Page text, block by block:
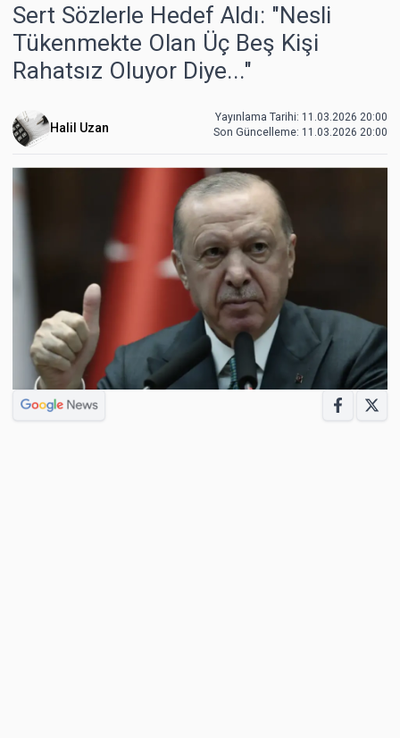
Sert Sözlerle Hedef Aldı: "Nesli
Tükenmekte Olan Üç Beş Kişi
Rahatsız Oluyor Diye..."
Halil Uzan
Yayınlama Tarihi: 11.03.2026 20:00
Son Güncelleme: 11.03.2026 20:00